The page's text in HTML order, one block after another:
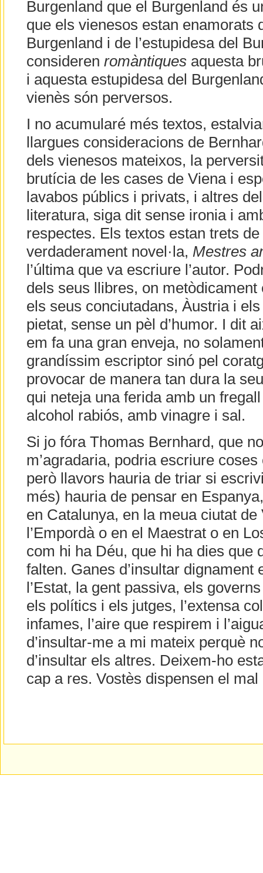
Burgenland que el Burgenland és
que els vienesos estan enamorats
Burgenland i de l’estupidesa del
consideren romàntiquesaquesta
i aquesta estupidesa del
vienès són perversos.
I no acumularé més textos,
llargues consideracions de
dels vienesos mateixos, la
brutícia de les cases de Viena i
lavabos públics i privats, i altres
literatura, siga dit sense ironia i
respectes. Els textos estan trets
verdaderament novel·la, Mestres
l’última que va escriure l’autor.
dels seus llibres, on
els seus conciutadans, Àustria i
pietat, sense un pèl d’humor. I dit
em fa una gran enveja, no
grandíssim escriptor sinó pel
provocar de manera tan dura la
qui neteja una ferida amb un fregall
alcohol rabiós, amb vinagre i sal.
Si jo fóra Thomas Bernhard, que
m’agradaria, podria escriure
però llavors hauria de triar si
més) hauria de pensar en
en Catalunya, en la meua ciutat de
l’Empordà o en el Maestrat o en
com hi ha Déu, que hi ha dies que
falten. Ganes d’insultar dignament
l’Estat, la gent passiva, els
els polítics i els jutges, l’extensa
infames, l’aire que respirem i
d’insultar-me a mi mateix perquè
d’insultar els altres. Deixem-ho
cap a res. Vostès dispensen el